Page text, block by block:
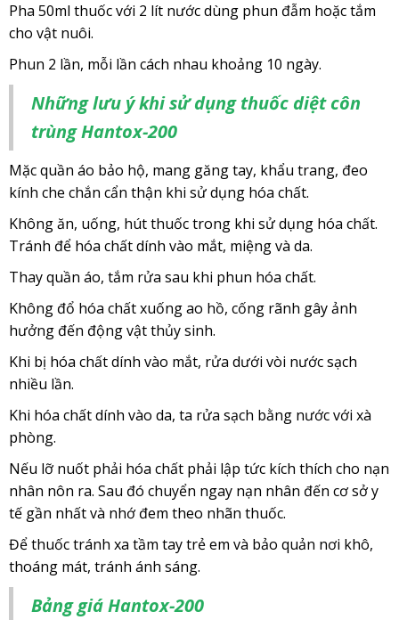
Pha 50ml thuốc với 2 lít nước dùng phun đẫm hoặc tắm
cho vật nuôi.
Phun 2 lần, mỗi lần cách nhau khoảng 10 ngày.
Những lưu ý khi sử dụng thuốc diệt côn
trùng Hantox-200
Mặc quần áo bảo hộ, mang găng tay, khẩu trang, đeo
kính che chắn cẩn thận khi sử dụng hóa chất.
Không ăn, uống, hút thuốc trong khi sử dụng hóa chất.
Tránh để hóa chất dính vào mắt, miệng và da.
Thay quần áo, tắm rửa sau khi phun hóa chất.
Không đổ hóa chất xuống ao hồ, cống rãnh gây ảnh
hưởng đến động vật thủy sinh.
Khi bị hóa chất dính vào mắt, rửa dưới vòi nước sạch
nhiều lần.
Khi hóa chất dính vào da, ta rửa sạch bằng nước với xà
phòng.
Nếu lỡ nuốt phải hóa chất phải lập tức kích thích cho nạn
nhân nôn ra. Sau đó chuyển ngay nạn nhân đến cơ sở y
tế gần nhất và nhớ đem theo nhãn thuốc.
Để thuốc tránh xa tầm tay trẻ em và bảo quản nơi khô,
thoáng mát, tránh ánh sáng.
Bảng giá Hantox-200